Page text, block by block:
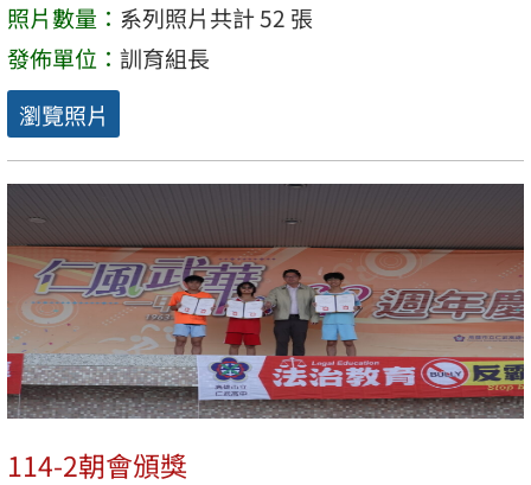
照片數量： 系列照片共計 52 張
發佈單位： 訓育組長
瀏覽照片
114-2朝會頒獎